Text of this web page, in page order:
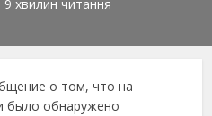
9 хвилин читання
о том, что на
было обнаружено